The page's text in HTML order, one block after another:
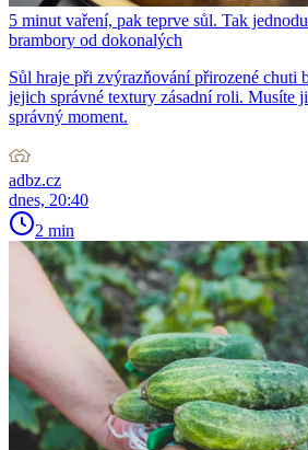
5 minut vaření, pak teprve sůl. Tak
brambory od dokonalých
Sůl hraje při zvýrazňování přirozené chuti
jejich správné textury zásadní roli. Musíte
správný moment.
adbz.cz
dnes, 20:40
2 min